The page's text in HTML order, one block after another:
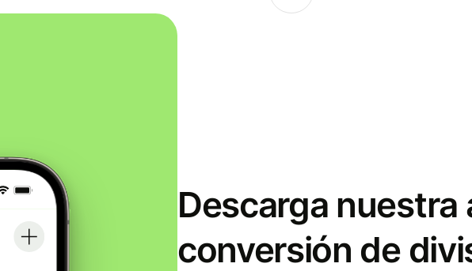
Descarga
conversión de